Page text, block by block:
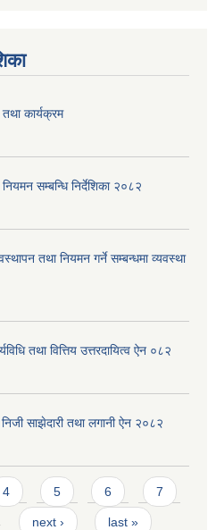
कार्यक्रम
सम्बन्धि निर्देशिका २०८२
तथा नियमन गर्ने सम्बन्धमा व्यवस्था
तथा वित्तिय उत्तरदायित्व ऐन ०८२
साझेदारी तथा लगानी ऐन २०८२
4 5 6 7
next › last »